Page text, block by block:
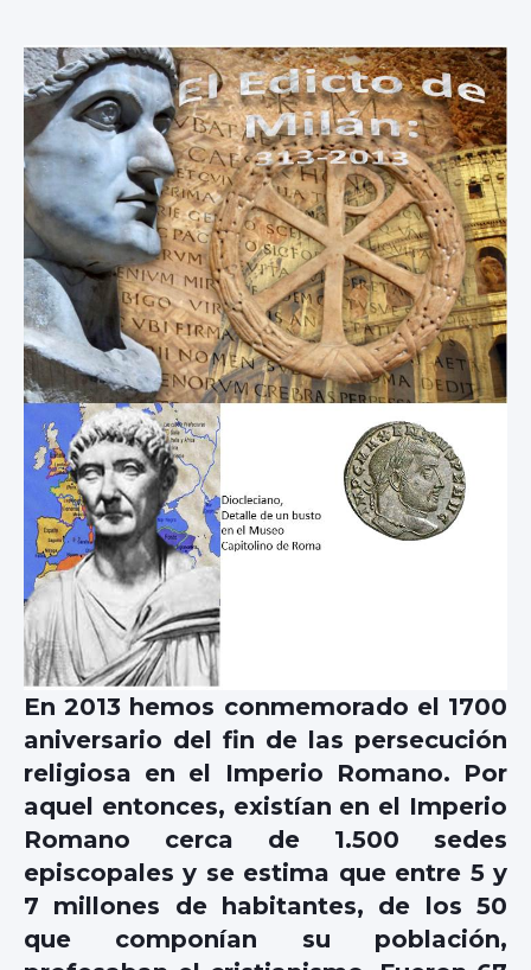
En 2013 hemos conmemorado el 1700
aniversario del fin de las persecución
religiosa en el Imperio Romano. Por
aquel entonces, existían en el Imperio
Romano cerca de 1.500 sedes
episcopales y se estima que entre 5 y
7 millones de habitantes, de los 50
que componían su población,